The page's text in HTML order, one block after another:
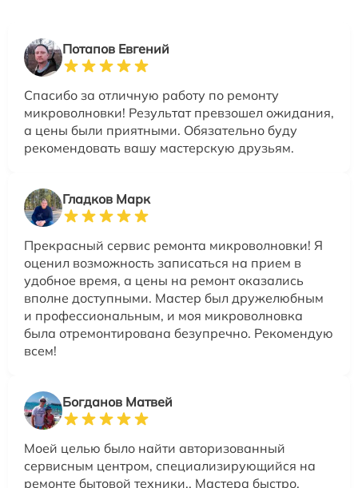
Потапов Евгений
Спасибо за отличную работу по ремонту
микроволновки! Результат превзошел ожидания,
а цены были приятными. Обязательно буду
рекомендовать вашу мастерскую друзьям.
Гладков Марк
Прекрасный сервис ремонта микроволновки! Я
оценил возможность записаться на прием в
удобное время, а цены на ремонт оказались
вполне доступными. Мастер был дружелюбным
и профессиональным, и моя микроволновка
была отремонтирована безупречно. Рекомендую
всем!
Богданов Матвей
Моей целью было найти авторизованный
сервисным центром, специализирующийся на
ремонте бытовой техники.. Мастера быстро,